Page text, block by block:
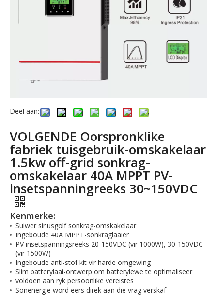
Deel aan:
VOLGENDE Oorspronklike
fabriek tuisgebruik-omskakelaar
1.5kw off-grid sonkrag-
omskakelaar 40A MPPT PV-
insetspanningreeks 30~150VDC
Kenmerke:
Suiwer sinusgolf sonkrag-omskakelaar
Ingeboude 40A MPPT-sonkraglaaier
PV insetspanningsreeks 20-150VDC (vir 1000W), 30-150VDC
(vir 1500W)
Ingeboude anti-stof kit vir harde omgewing
Slim batterylaai-ontwerp om batterylewe te optimaliseer
voldoen aan ryk persoonlike vereistes
Sonenergie word eers direk aan die vrag verskaf